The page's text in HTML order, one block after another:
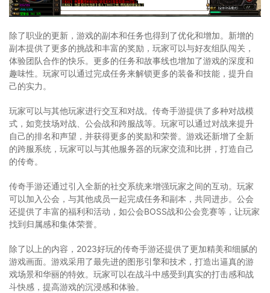
除了职业的更新，游戏的副本和任务也得到了优化和增加。新增的
副本提供了更多的挑战和丰富的奖励，玩家可以与好友组队闯关，
体验团队合作的快乐。更多的任务和故事线也增加了游戏的深度和
趣味性。玩家可以通过完成任务来解锁更多的装备和技能，提升自
己的实力。
玩家可以与其他玩家进行交互和对战。传奇手游提供了多种对战模
式，如竞技场对战、公会战和跨服战等。玩家可以通过对战来提升
自己的排名和声望，并获得更多的奖励和荣誉。游戏还新增了全新
的跨服系统，玩家可以与其他服务器的玩家交流和比拼，打造自己
的传奇。
传奇手游还通过引入全新的社交系统来增强玩家之间的互动。玩家
可以加入公会，与其他成员一起完成任务和副本，共同进步。公会
还提供了丰富的福利和活动，如公会BOSS战和公会竞赛等，让玩家
找到归属感和集体荣誉。
除了以上的内容，2023好玩的传奇手游还提供了更加精美和细腻的
游戏画面。游戏采用了最先进的图形引擎和技术，打造出逼真的游
戏场景和华丽的特效。玩家可以在战斗中感受到真实的打击感和战
斗快感，提高游戏的沉浸感和体验。